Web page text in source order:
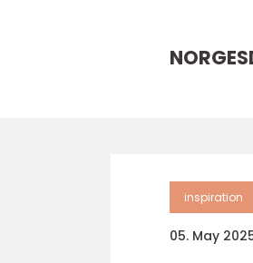
inspiration
05. May